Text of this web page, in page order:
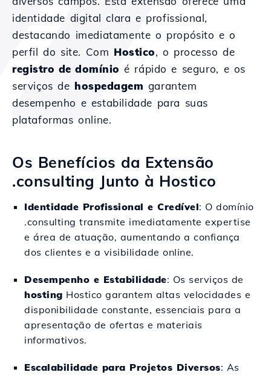
identidade digital clara e profissional,
destacando imediatamente o propósito e o
perfil do site. Com Hostico, o processo de
registro de domínio é rápido e seguro, e os
serviços de hospedagem garantem
desempenho e estabilidade para suas
plataformas online.
Os Benefícios da Extensão
.consulting Junto à Hostico
Identidade Profissional e Credível: O domínio
.consulting transmite imediatamente expertise
e área de atuação, aumentando a confiança
dos clientes e a visibilidade online.
Desempenho e Estabilidade: Os serviços de
hosting Hostico garantem altas velocidades e
disponibilidade constante, essenciais para a
apresentação de ofertas e materiais
informativos.
Escalabilidade para Projetos Diversos: As